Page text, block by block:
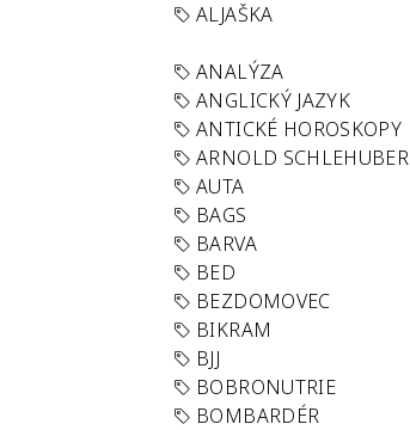
ALJAŠKA
ANALÝZA
ANGLICKÝ JAZYK
ANTICKÉ HOROSKOPY
ARNOLD SCHLEHUBER
AUTA
BAGS
BARVA
BED
BEZDOMOVEC
BIKRAM
BJJ
BOBRONUTRIE
BOMBARDÉR